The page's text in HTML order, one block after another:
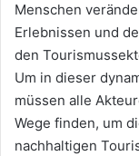
Menschen
Erlebnissen und
den
Um in dieser
müssen alle
Wege finden, um
nachhaltigen